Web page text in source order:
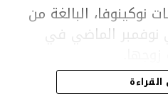
نوكينوفا، البالغة من
في نوفمبر الماضي في
توفيت نوكينوفا